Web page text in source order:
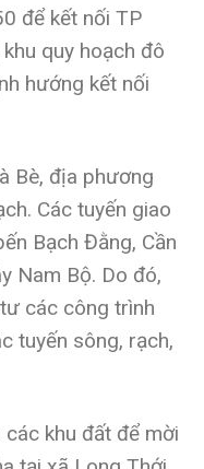
để kết nối TP
quy hoạch đô
hướng kết nối
Bè, địa phương
Các tuyến giao
Bạch Đằng, Cần
Nam Bộ. Do đó,
các công trình
tuyến sông, rạch,
các khu đất để mời